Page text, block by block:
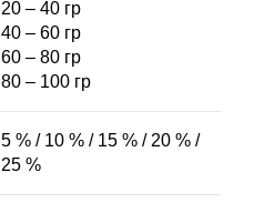
20 – 40 гр
40 – 60 гр
60 – 80 гр
80 – 100 гр
5 % / 10 % / 15 % / 20 % /
25 %